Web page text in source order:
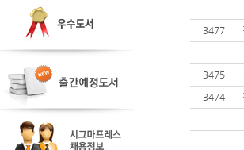
3477
3475
3474